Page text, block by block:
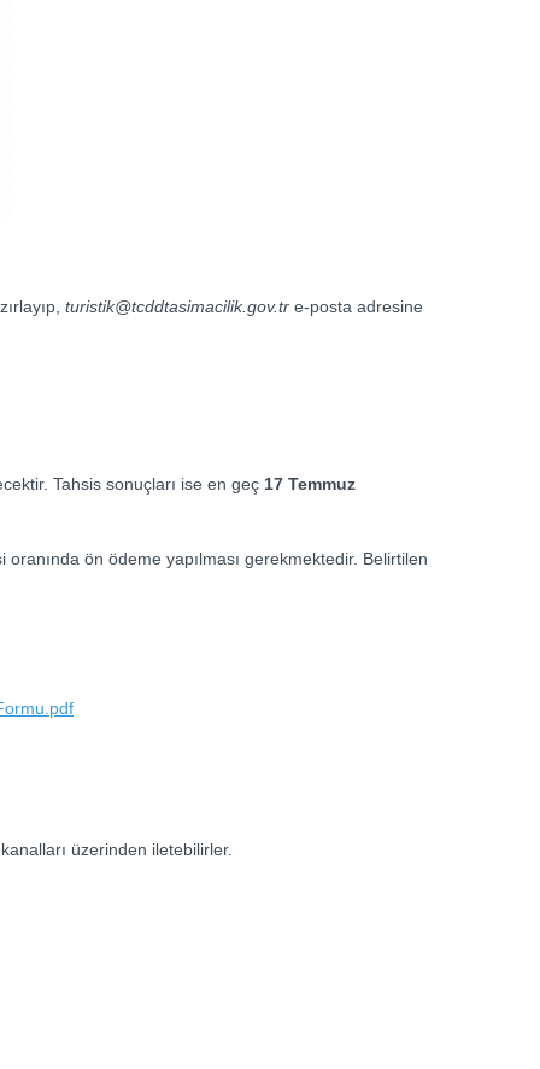
turistik@tcddtasimacilik.gov.tr e-posta adresine
Tahsis sonuçları ise en geç 17 Temmuz
oranında ön ödeme yapılması gerekmektedir. Belirtilen
üzerinden iletebilirler.